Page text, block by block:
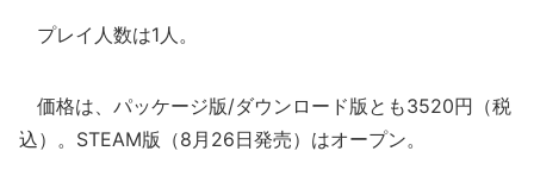
プレイ人数は1人。
価格は、パッケージ版/ダウンロード版とも3520円（税
込）。STEAM版（8月26日発売）はオープン。